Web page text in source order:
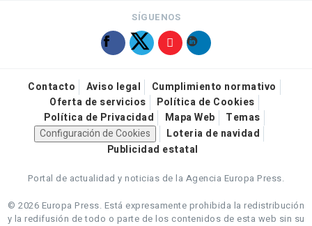
SÍGUENOS
Contacto Aviso legal
Cumplimiento normativo
Oferta de servicios
Política de Cookies
Política de Privacidad
Mapa Web
Temas
Configuración de Cookies
Loteria de navidad
Publicidad estatal
Portal de actualidad y noticias de la Agencia Europa Press.
© 2026 Europa Press. Está expresamente prohibida la redistribución
y la redifusión de todo o parte de los contenidos de esta web sin su